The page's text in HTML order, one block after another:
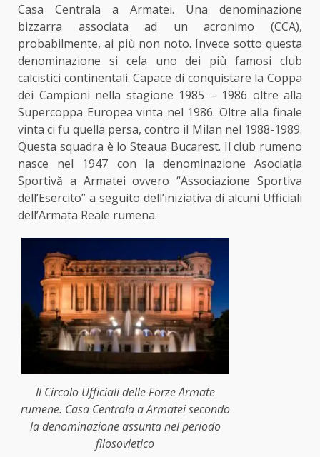
Casa Centrala a Armatei. Una denominazione
bizzarra associata ad un acronimo (CCA),
probabilmente, ai più non noto. Invece sotto questa
denominazione si cela uno dei più famosi club
calcistici continentali. Capace di conquistare la Coppa
dei Campioni nella stagione 1985 – 1986 oltre alla
Supercoppa Europea vinta nel 1986. Oltre alla finale
vinta ci fu quella persa,contro il Milan nel 1988-1989.
Questa squadra è lo Steaua Bucarest. Il club rumeno
nasce nel 1947 con la denominazione Asociația
Sportivă a Armatei ovvero “Associazione Sportiva
dell’Esercito” a seguito dell’iniziativa di alcuni Ufficiali
dell’Armata Reale rumena.
Il Circolo Ufficiali delle Forze Armate
rumene. Casa Centrala a Armatei secondo
la denominazione assunta nel periodo
filosovietico